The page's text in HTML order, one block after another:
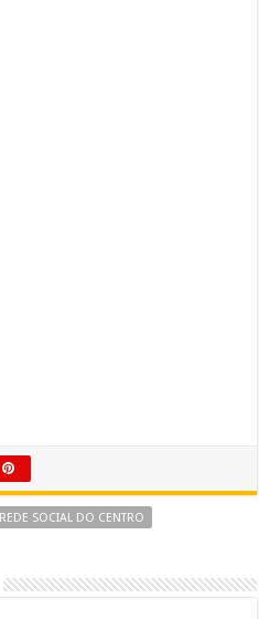
REDE SOCIAL DO CENTRO